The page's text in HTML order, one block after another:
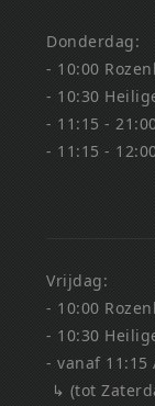
Donderdag:
- 10:00
- 10:30
- 11:15 -
- 11:15 -
Vrijdag:
- 10:00
- 10:30
- vanaf
↳ (tot